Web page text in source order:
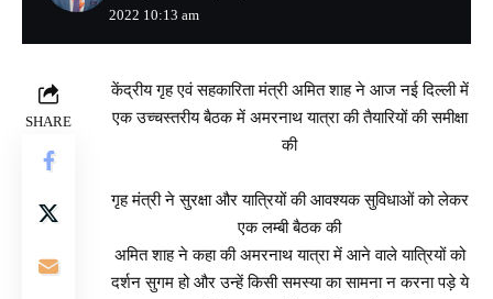
2022 10:13 am
SHARE
केंद्रीय गृह एवं सहकारिता मंत्री अमित शाह ने आज नई दिल्ली में
एक उच्चस्तरीय बैठक में अमरनाथ यात्रा की तैयारियों की समीक्षा
की
गृह मंत्री ने सुरक्षा और यात्रियों की आवश्यक सुविधाओं को लेकर
एक लम्बी बैठक की
अमित शाह ने कहा की अमरनाथ यात्रा में आने वाले यात्रियों को
दर्शन सुगम हो और उन्हें किसी समस्या का सामना न करना पड़े ये